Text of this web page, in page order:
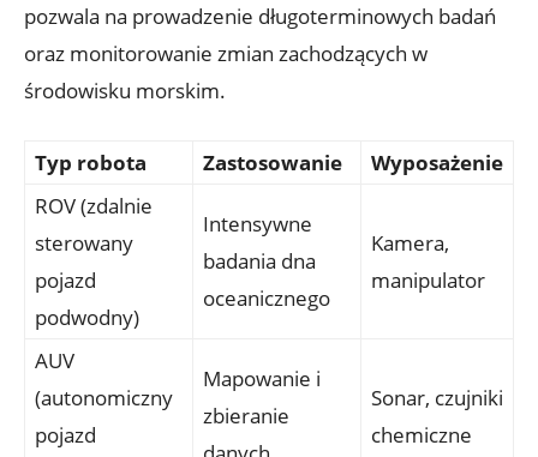
⁤pozwala na prowadzenie ⁣długoterminowych badań
oraz monitorowanie zmian ​zachodzących⁢ w
środowisku morskim.
Typ robota Zastosowanie
Wyposażenie
ROV (zdalnie
sterowany
pojazd
podwodny)
Intensywne
‍badania ​dna
oceanicznego
Kamera,
‌manipulator
AUV
(autonomiczny
pojazd
Mapowanie i
zbieranie
Sonar, czujniki
​chemiczne